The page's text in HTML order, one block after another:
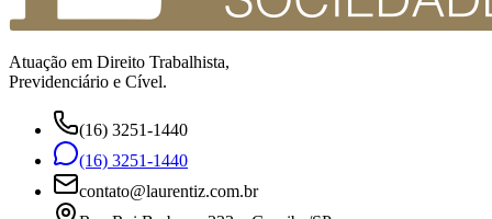
Atuação em Direito Trabalhista,
Previdenciário e Cível.
(16) 3251-1440
(16) 3251-1440
contato@laurentiz.com.br